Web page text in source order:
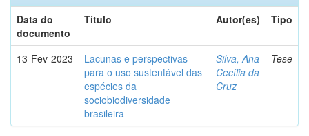
Data do
documento
Título Autor(es) Tipo
13-Fev-2023
Lacunas e perspectivas
para o uso sustentável das
espécies da
sociobiodiversidade
brasileira
Silva, Ana
Cecília da
Cruz
Tese